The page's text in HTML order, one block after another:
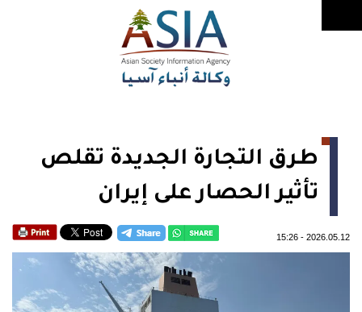
طرق التجارة الجديدة تقلص
تأثير الحصار على إيران
2026.05.12
-
15:26